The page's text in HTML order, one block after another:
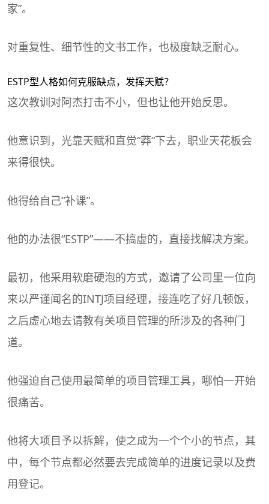
家”。
对重复性、细节性的文书工作，也极度缺乏耐心。
ESTP型人格如何克服缺点，发挥天赋？
这次教训对阿杰打击不小，但也让他开始反思。
他意识到，光靠天赋和直觉“莽”下去，职业天花板会
来得很快。
他得给自己“补课”。
他的办法很“ESTP”——不搞虚的，直接找解决方案。
最初，他采用软磨硬泡的方式，邀请了公司里一位向
来以严谨闻名的INTJ项目经理，接连吃了好几顿饭，
之后虚心地去请教有关项目管理的所涉及的各种门
道。
他强迫自己使用最简单的项目管理工具，哪怕一开始
很痛苦。
他将大项目予以拆解，使之成为一个个小的节点，其
中，每个节点都必然要去完成简单的进度记录以及费
用登记。